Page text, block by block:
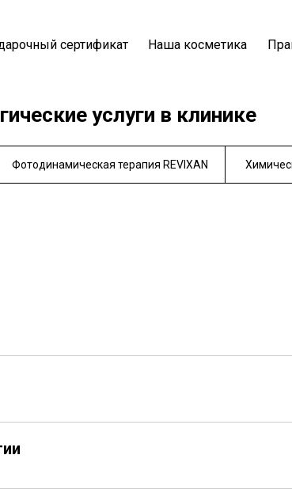
сертификат Наша косметика
услуги в клинике
Фотодинамическая терапия REVIXAN